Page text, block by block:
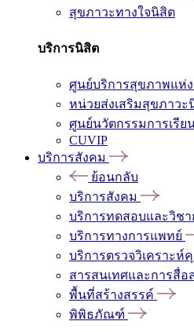
สุขภาวะทางใจนิสิต
บริการนิสิต
ศูนย์บริการสุขภาพแห่
หน่วยส่งเสริมสุขภาวะ
ศูนย์นวัตกรรมการเรียน
CUVIP
บริการสังคม
ย้อนกลับ
บริการสังคม
บริการทดสอบและวิชา
บริการทางการแพทย์
บริการตรวจวิเคราะห์
สารสนเทศและการสื่อ
พื้นที่สร้างสรรค์
พิพิธภัณฑ์